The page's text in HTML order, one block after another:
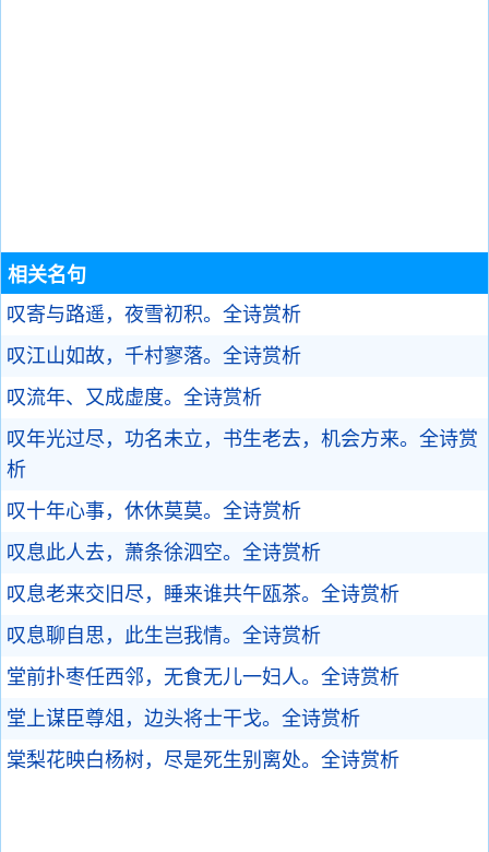
相关名句
叹寄与路遥，夜雪初积。 全诗赏析
叹江山如故，千村寥落。 全诗赏析
叹流年、又成虚度。 全诗赏析
叹年光过尽，功名未立，书生老去，机会方来。 全诗赏
析
叹十年心事，休休莫莫。 全诗赏析
叹息此人去，萧条徐泗空。 全诗赏析
叹息老来交旧尽，睡来谁共午瓯茶。 全诗赏析
叹息聊自思，此生岂我情。 全诗赏析
堂前扑枣任西邻，无食无儿一妇人。 全诗赏析
堂上谋臣尊俎，边头将士干戈。 全诗赏析
棠梨花映白杨树，尽是死生别离处。 全诗赏析